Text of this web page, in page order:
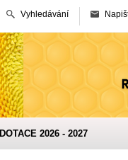
Vyhledávání
DOTACE 2026 - 2027